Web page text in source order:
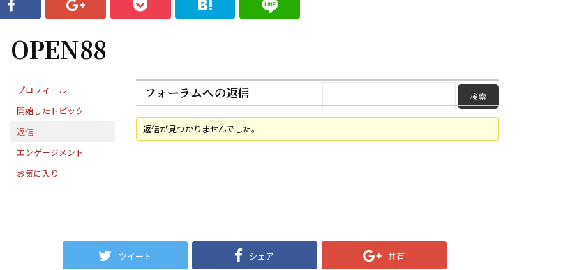
OPEN88
プロフィール
開始したトピック
返信
エンゲージメント
お気に入り
フォーラムへの返信
返信が見つかりませんでした。
ツイート シェア 共有